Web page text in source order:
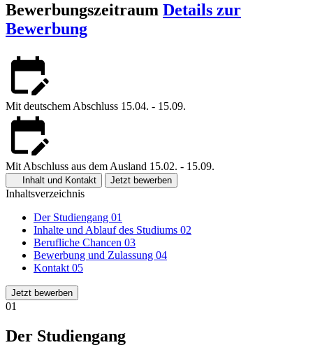
Bewerbungszeitraum Details zur
Bewerbung
Mit deutschem Abschluss 15.04. - 15.09.
Mit Abschluss aus dem Ausland 15.02. - 15.09.
Inhalt und Kontakt Jetzt bewerben
Inhaltsverzeichnis
Der Studiengang 01
Inhalte und Ablauf des Studiums 02
Berufliche Chancen 03
Bewerbung und Zulassung 04
Kontakt 05
Jetzt bewerben
01
Der Studiengang